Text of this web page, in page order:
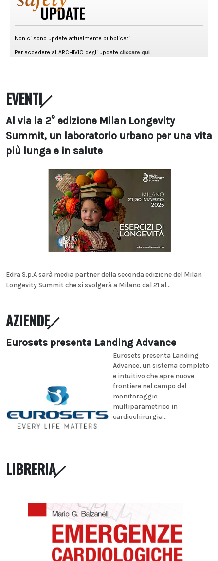
EVENTI
Al via la 2° edizione Milan Longevity
Summit, un laboratorio urbano per una vita
più lunga e in salute
Edra S.p.A sarà media partner della seconda edizione del Milan
Longevity Summit che si svolgerà a Milano dal 21 al...
AZIENDE
Eurosets presenta Landing Advance
Eurosets presenta Landing
Advance, un sistema completo
e intuitivo che apre nuove
frontiere nel campo del
monitoraggio
multiparametrico in
cardiochirurgia...
LIBRERIA